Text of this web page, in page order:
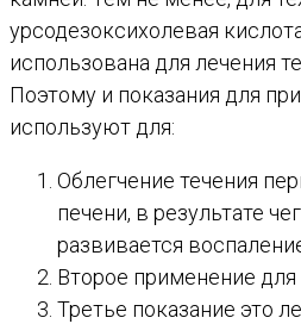
урсодезоксихолевая
использована для лечения
Поэтому и показания для
используют для:
Облегчение течения
печени, в результате
развивается
Второе применение
Третье показание это